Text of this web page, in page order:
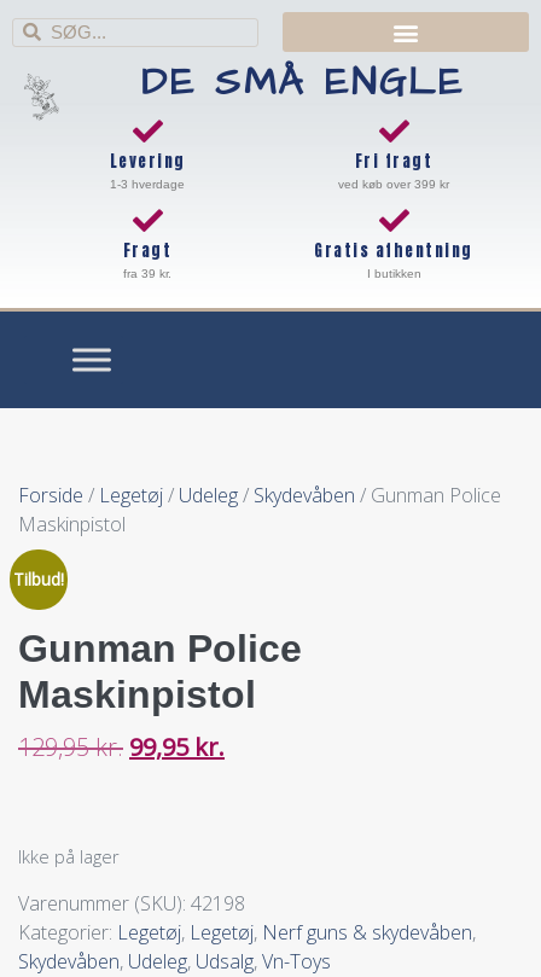
DE SMÅ ENGLE
Levering
1-3 hverdage
Fri fragt
ved køb over 399 kr
Fragt
fra 39 kr.
Gratis afhentning
I butikken
Forside / Legetøj/ Udeleg/ Skydevåben / Gunman Police
Maskinpistol
Tilbud!
Gunman Police
Maskinpistol
129,95kr. 99,95 kr.
Ikke på lager
Varenummer (SKU): 42198
Kategorier: Legetøj, Legetøj, Nerf guns & skydevåben,
Skydevåben, Udeleg, Udsalg,Vn-Toys